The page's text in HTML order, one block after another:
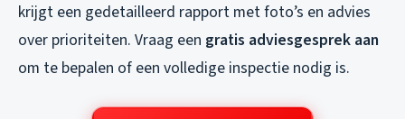
krijgt een gedetailleerd rapport met foto’s en advies
over prioriteiten. Vraag een gratis adviesgesprek aan
om te bepalen of een volledige inspectie nodig is.